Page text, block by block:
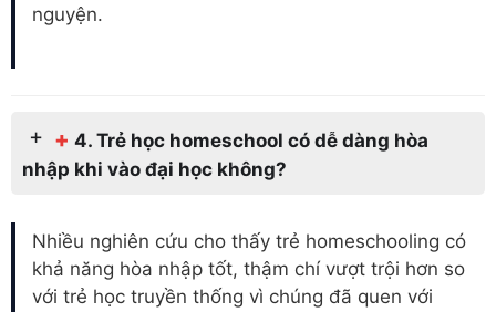
nguyện.
+ 4. Trẻ học homeschool có dễ dàng hòa
nhập khi vào đại học không?
Nhiều nghiên cứu cho thấy trẻ homeschooling có
khả năng hòa nhập tốt, thậm chí vượt trội hơn so
với trẻ học truyền thống vì chúng đã quen với